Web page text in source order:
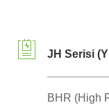
JH Serisi
BHR (High